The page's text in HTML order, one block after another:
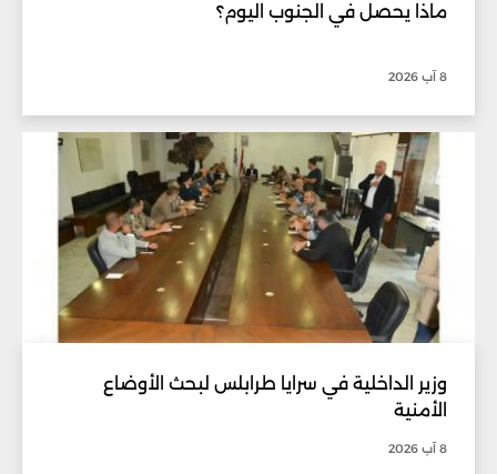
ماذا يحصل في الجنوب اليوم؟
8 آب 2026
وزير الداخلية في سرايا طرابلس لبحث الأوضاع
الأمنية
8 آب 2026